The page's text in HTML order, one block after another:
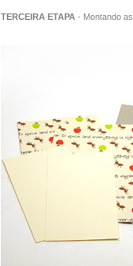
TERCEIRA ETAPA - Montando